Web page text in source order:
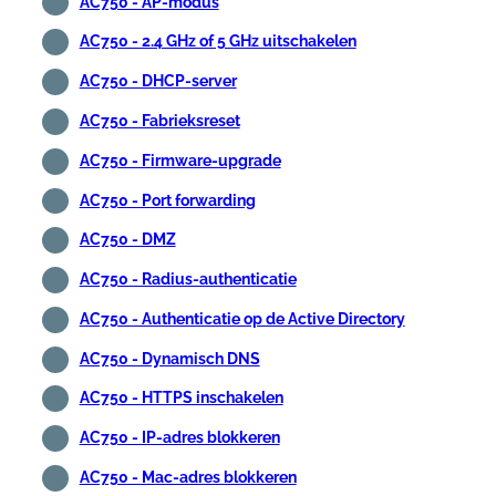
AC750 - 2.4 GHz of 5 GHz uitschakelen
AC750 - DHCP-server
AC750 - Fabrieksreset
AC750 - Firmware-upgrade
AC750 - Port forwarding
AC750 - DMZ
AC750 - Radius-authenticatie
AC750 - Authenticatie op de Active Directory
AC750 - Dynamisch DNS
AC750 - HTTPS inschakelen
AC750 - IP-adres blokkeren
AC750 - Mac-adres blokkeren